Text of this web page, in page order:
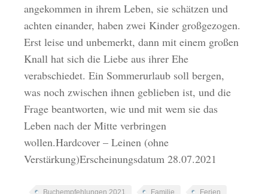
angekommen in ihrem Leben, sie schätzen und
achten einander, haben zwei Kinder großgezogen.
Erst leise und unbemerkt, dann mit einem großen
Knall hat sich die Liebe aus ihrer Ehe
verabschiedet. Ein Sommerurlaub soll bergen,
was noch zwischen ihnen geblieben ist, und die
Frage beantworten, wie und mit wem sie das
Leben nach der Mitte verbringen
wollen.Hardcover – Leinen (ohne
Verstärkung)Erscheinungsdatum 28.07.2021
Buchempfehlungen 2021 Familie Ferien